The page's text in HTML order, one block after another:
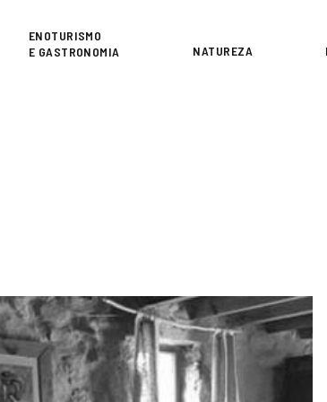
ENOTURISMO
E GASTRONOMIA
NATUREZA